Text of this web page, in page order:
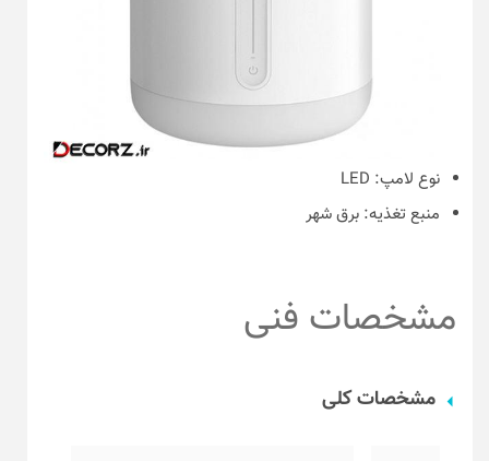
نوع لامپ: LED
منبع تغذیه: برق شهر
مشخصات فنی
مشخصات کلی